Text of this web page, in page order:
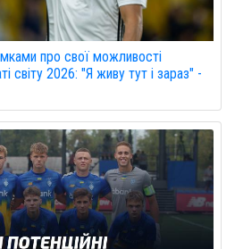
про свої можливості
світу 2026: "Я живу тут і зараз" -